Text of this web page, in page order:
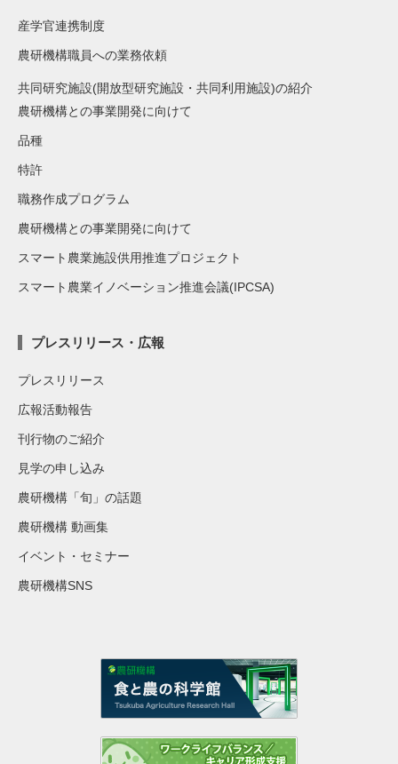
産学官連携制度
農研機構職員への業務依頼
共同研究施設(開放型研究施設・共同利用施設)の紹介
農研機構との事業開発に向けて
品種
特許
職務作成プログラム
農研機構との事業開発に向けて
スマート農業施設供用推進プロジェクト
スマート農業イノベーション推進会議(IPCSA)
プレスリリース・広報
プレスリリース
広報活動報告
刊行物のご紹介
見学の申し込み
農研機構「旬」の話題
農研機構 動画集
イベント・セミナー
農研機構SNS